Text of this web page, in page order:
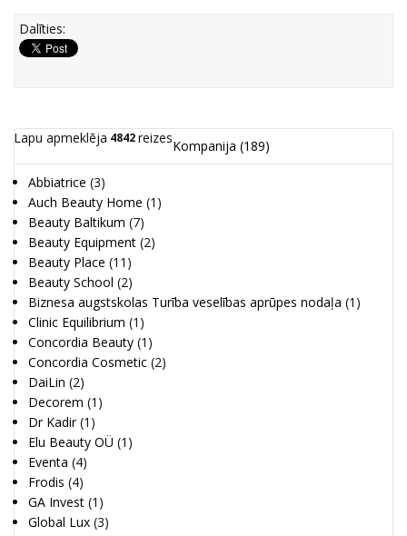
Dalīties:
Lapu apmeklēja 4842reizesKompanija (189)
Abbiatrice (3)
Auch Beauty Home (1)
Beauty Baltikum (7)
Beauty Equipment (2)
Beauty Place (11)
Beauty School (2)
Biznesa augstskolas Turība veselības aprūpes nodaļa (1)
Clinic Equilibrium (1)
Concordia Beauty (1)
Concordia Cosmetic (2)
DaiLin (2)
Decorem (1)
Dr Kadir (1)
Elu Beauty OÜ (1)
Eventa (4)
Frodis (4)
GA Invest (1)
Global Lux (3)